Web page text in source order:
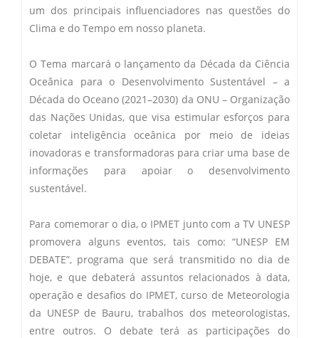
um dos principais influenciadores nas questões do
Clima e do Tempo em nosso planeta.
O Tema marcará o lançamento da Década da Ciência
Oceânica para o Desenvolvimento Sustentável – a
Década do Oceano (2021–2030) da ONU – Organização
das Nações Unidas, que visa estimular esforços para
coletar inteligência oceânica por meio de ideias
inovadoras e transformadoras para criar uma base de
informações para apoiar o desenvolvimento
sustentável.
Para comemorar o dia, o IPMET junto com a TV UNESP
promovera alguns eventos, tais como: “UNESP EM
DEBATE”, programa que será transmitido no dia de
hoje, e que debaterá assuntos relacionados à data,
operação e desafios do IPMET, curso de Meteorologia
da UNESP de Bauru, trabalhos dos meteorologistas,
entre outros. O debate terá as participações do